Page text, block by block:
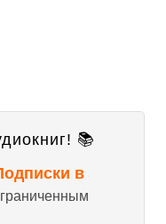
📚
в